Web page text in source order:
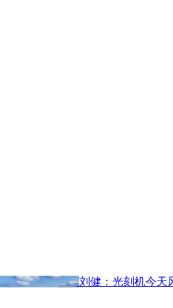
刘健：光刻机今天